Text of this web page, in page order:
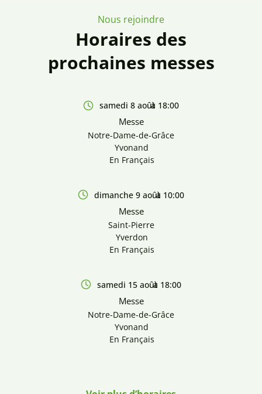
Nous rejoindre
Horaires des
prochaines messes
samedi 8 aoûtà 18:00
Messe
Notre-Dame-de-Grâce
Yvonand
En Français
dimanche 9 aoûtà 10:00
Messe
Saint-Pierre
Yverdon
En Français
samedi 15 aoûtà 18:00
Messe
Notre-Dame-de-Grâce
Yvonand
En Français